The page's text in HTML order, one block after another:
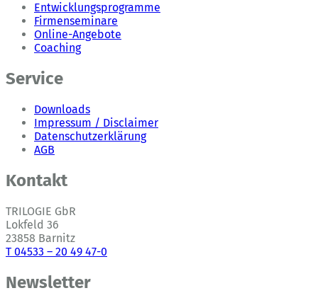
Entwicklungsprogramme
Firmenseminare
Online-Angebote
Coaching
Service
Downloads
Impressum / Disclaimer
Datenschutzerklärung
AGB
Kontakt
TRILOGIE GbR
Lokfeld 36
23858 Barnitz
T 04533 – 20 49 47-0
Newsletter